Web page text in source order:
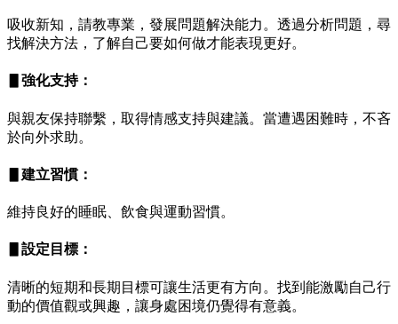
吸收新知，請教專業，發展問題解決能力。透過分析問題，尋
找解決方法，了解自己要如何做才能表現更好。
▋強化支持：
與親友保持聯繫，取得情感支持與建議。當遭遇困難時，不吝
於向外求助。
▋建立習慣：
維持良好的睡眠、飲食與運動習慣。
▋設定目標：
清晰的短期和長期目標可讓生活更有方向。找到能激勵自己行
動的價值觀或興趣，讓身處困境仍覺得有意義。